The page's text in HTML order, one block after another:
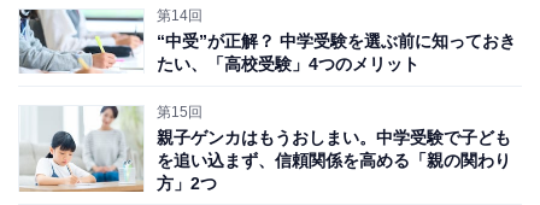
をされることもあります。
ある進学校で、高3の2学期に友人とトラブルになり、そ
れをきっかけに学校にいづらくなって退学した生徒がい
ました。この生徒は、その後高卒認定試験を経て大学受
験をしましたが、このケースでは、生徒同士のトラブル
第14回
“中受”が正解？ 中学受験を選ぶ前に知っておき
たい、「高校受験」4つのメリット
第15回
親子ゲンカはもうおしまい。中学受験で子ども
を追い込まず、信頼関係を高める「親の関わり
方」2つ